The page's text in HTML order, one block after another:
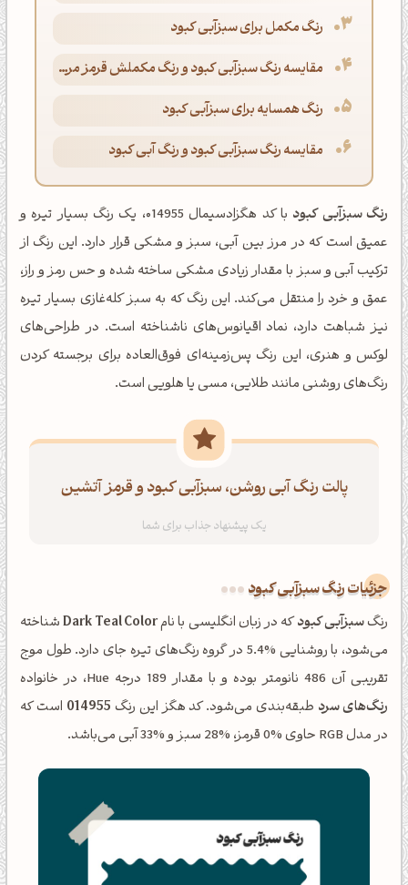
رنگ مکمل برای سبزآبی کبود
مقایسه رنگ سبزآبی کبود و رنگ مکملش قرمز مرجانی
رنگ همسایه برای سبزآبی کبود
مقایسه رنگ سبزآبی کبود و رنگ آبی کبود
رنگ سبزآبی کبود
با کد هگزادسیمال ۰14955، یک رنگ بسیار تیره و
عمیق است که در مرز بین آبی، سبز و مشکی قرار دارد. این رنگ از
ترکیب آبی و سبز با مقدار زیادی مشکی ساخته شده و حس رمز و راز،
عمق و خرد را منتقل می‌کند. این رنگ که به سبز کله‌غازی بسیار تیره
نیز شباهت دارد، نماد اقیانوس‌های ناشناخته است. در طراحی‌های
لوکس و هنری، این رنگ پس‌زمینه‌ای فوق‌العاده برای برجسته کردن
رنگ‌های روشنی مانند طلایی، مسی یا هلویی است.
پالت رنگ آبی روشن، سبزآبی کبود و قرمز آتشین
جزئیات رنگ سبزآبی کبود
رنگسبزآبی کبودکه در زبان انگلیسی با نامDark Teal Colorشناخته
می‌شود، با روشنایی %5.4 در گروه رنگ‌های تیره جای دارد. طول موج
تقریبی آن 486 نانومتر بوده و با مقدار 189 درجه Hue، در خانواده
رنگ‌های سرد طبقه‌بندی می‌شود. کد هگز این رنگ 014955 است که
در مدل RGB حاوی %0 قرمز، %28 سبز و %33 آبی می‌باشد.